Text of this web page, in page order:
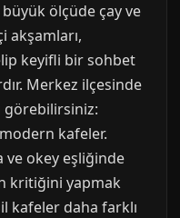
ölçüde çay ve
akşamları,
keyifli bir sohbet
Merkez ilçesinde
görebilirsiniz:
kafeler.
ve okey eşliğinde
kritiğini yapmak
kafeler daha farklı